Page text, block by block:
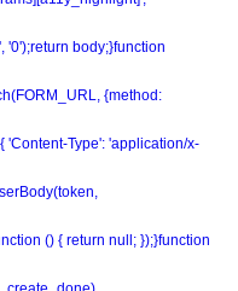
'0');return body;}function
{method:
'Content-Type': 'application/x-
() { return null; });}function